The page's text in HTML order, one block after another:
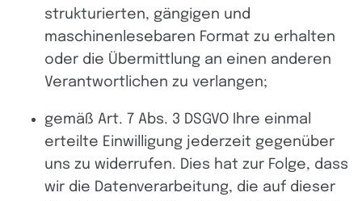
strukturierten, gängigen und
maschinenlesebaren Format zu erhalten
oder die Übermittlung an einen anderen
Verantwortlichen zu verlangen;
gemäß Art. 7 Abs. 3 DSGVO Ihre einmal
erteilte Einwilligung jederzeit gegenüber
uns zu widerrufen. Dies hat zur Folge, dass
wir die Datenverarbeitung, die auf dieser